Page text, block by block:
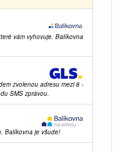
vám vyhovuje. Balíkovna
zvolenou adresu mezi 8 -
SMS zprávou.
Balíkovna je všude!